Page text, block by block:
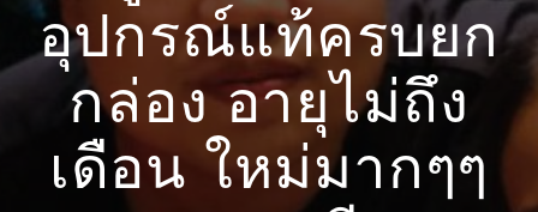
อุปกรณ์แท้ครบยก
กล่อง อายุไม่ถึง
เดือน ใหม่มากๆๆ